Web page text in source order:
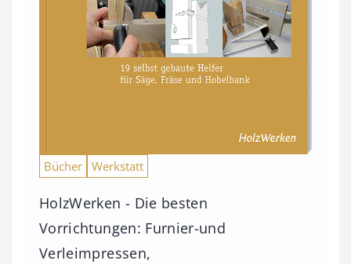
Bücher Werkstatt
HolzWerken - Die besten
Vorrichtungen: Furnier-und
Verleimpressen,